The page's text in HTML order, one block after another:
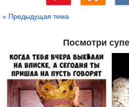
« Предыдущая тема
Посмотри